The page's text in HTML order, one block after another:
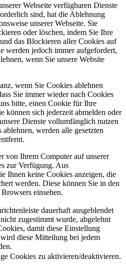
Webseite verfügbaren Dienste
sind, hat die Ablehnung
unserer Webseite. Sie
oder löschen, indem Sie Ihre
das Blockieren aller Cookies auf
werden jedoch immer aufgefordert,
wenn Sie unsere Website
wenn Sie Cookies ablehnen
Sie immer wieder nach Cookies
bitte, einen Cookie für Ihre
können sich jederzeit abmelden oder
Dienste vollumfänglich nutzen
werden alle gesetzten
von Ihrem Computer auf unserer
zur Verfügung. Aus
Ihnen keine Cookies anzeigen, die
werden. Diese können Sie in den
einsehen.
dauerhaft ausgeblendet
zugestimmt wurde, abgelehnt
damit diese Einstellung
diese Mitteilung bei jedem
Cookies zu aktivieren/deaktivieren.